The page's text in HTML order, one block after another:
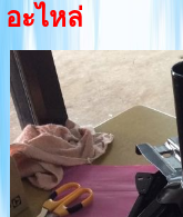
อะไหล่